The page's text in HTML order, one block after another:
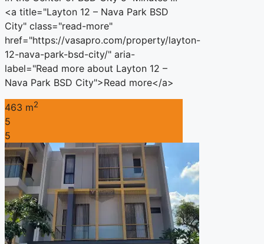
<a title="Layton 12 – Nava Park BSD
City" class="read-more"
href="https://vasapro.com/property/layton-
12-nava-park-bsd-city/" aria-
label="Read more about Layton 12 –
Nava Park BSD City">Read more</a>
463 m2
5
5